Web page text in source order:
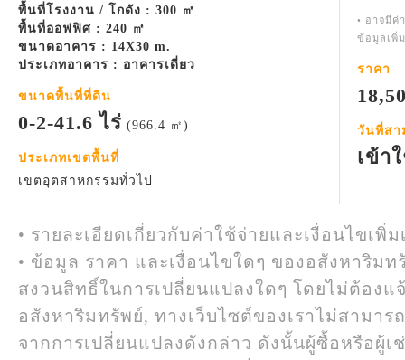
พื้นที่โรงงาน / โกดัง : 300 ㎡
พื้นที่ออฟฟิศ : 240 ㎡
ขนาดอาคาร : 14X30 m.
ประเภทอาคาร : อาคารเดี่ยว
ขนาดพื้นที่ที่ดิน
0-2-41.6 ไร่ (966.4 ㎡)
ประเภทเขตพื้นที่
เขตอุตสาหกรรมทั่วไป
• อาจมีค่
ข้อมูลเพิ่
ราคา
วันที่สา
เข้า
• รายละเอียดเกี่ยวกับค่าใช้จ่ายและเงื่อนไขเ
• ข้อมูล ราคา และเงื่อนไขใดๆ ของอสังหาริม
สงวนสิทธิ์ในการเปลี่ยนแปลงใดๆ โดยไม่ต้องแ
อสังหาริมทรัพย์, ทางเว็บไซต์ของเราไม่สามา
จากการเปลี่ยนแปลงดังกล่าว ดังนั้นผู้ซื้อหรือผู้